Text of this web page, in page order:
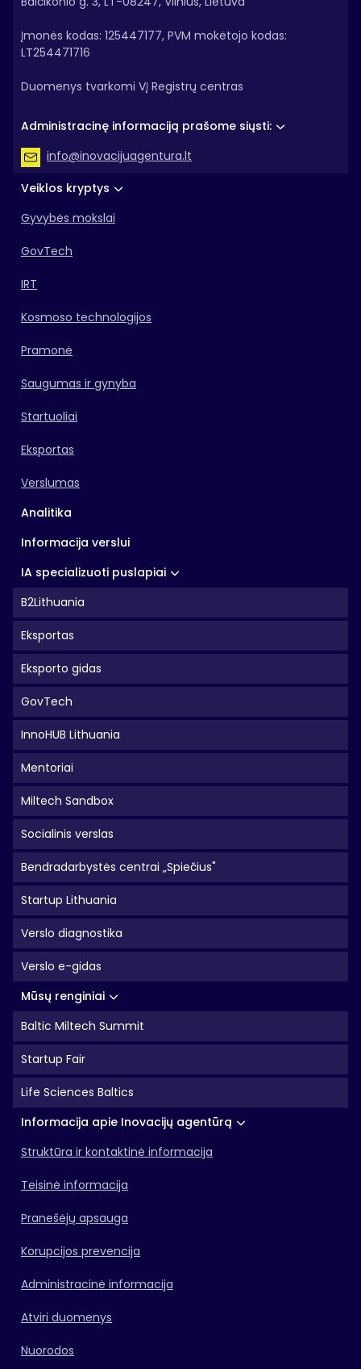
Veiklos kryptys
Gyvybės mokslai
GovTech
IRT
Kosmoso technologijos
Pramonė
Saugumas ir gynyba
Startuoliai
Eksportas
Verslumas
Analitika
Informacija verslui
IA specializuoti puslapiai
B2Lithuania
Eksportas
Eksporto gidas
GovTech
InnoHUB Lithuania
Mentoriai
Miltech Sandbox
Socialinis verslas
Bendradarbystės centrai „Spiečius"
Startup Lithuania
Verslo diagnostika
Verslo e-gidas
Mūsų renginiai
Baltic Miltech Summit
Startup Fair
Life Sciences Baltics
Informacija apie Inovacijų agentūrą
Struktūra ir kontaktinė informacija
Teisinė informacija
Pranešėjų apsauga
Korupcijos prevencija
Administracinė informacija
Atviri duomenys
Nuorodos
Įmonės kodas: 125447177, PVM mokėtojo kodas:
LT254471716
Duomenys tvarkomi VĮ Registrų centras
Administracinę informaciją prašome siųsti:
info@inovacijuagentura.lt